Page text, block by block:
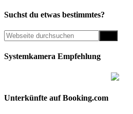
Suchst du etwas bestimmtes?
Systemkamera Empfehlung
Unterkünfte auf Booking.com